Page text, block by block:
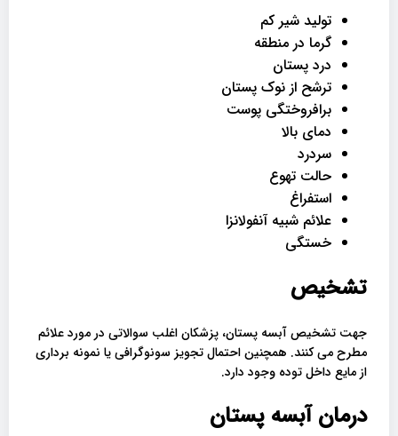
تولید شیر کم
گرما در منطقه
درد پستان
ترشح از نوک پستان
برافروختگی پوست
دمای بالا
سردرد
حالت تهوع
استفراغ
علائم شبیه آنفولانزا
خستگی
تشخیص
جهت تشخیص آبسه پستان، پزشکان اغلب سوالاتی در مورد علائم
مطرح می کنند. همچنین احتمال تجویز سونوگرافی یا نمونه برداری
از مایع داخل توده وجود دارد.
درمان آبسه پستان